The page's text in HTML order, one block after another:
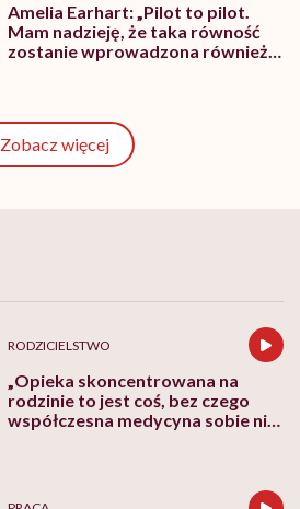
Amelia Earhart: „Pilot to pilot.
Mam nadzieję, że taka równość
zostanie wprowadzona również
Zobacz więcej
RODZICIELSTWO
„Opieka skoncentrowana na
rodzinie to jest coś, bez czego
współczesna medycyna sobie nie